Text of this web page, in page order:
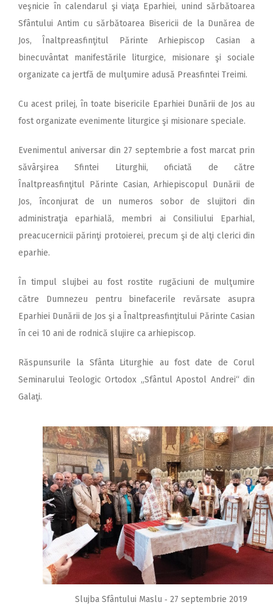
veşnicie în calendarul şi viaţa Eparhiei, unind sărbătoarea
Sfântului Antim cu sărbătoarea Bisericii de la Dunărea de
Jos, Înaltpreasfinţitul Părinte Arhiepiscop Casian a
binecuvântat manifestările liturgice, misionare şi sociale
organizate ca jertfă de mulţumire adusă Preasfintei Treimi.
Cu acest prilej, în toate bisericile Eparhiei Dunării de Jos au
fost organizate evenimente liturgice şi misionare speciale.
Evenimentul aniversar din 27 septembrie a fost marcat prin
săvârşirea Sfintei Liturghii, oficiată de către
Înaltpreasfinţitul Părinte Casian, Arhiepiscopul Dunării de
Jos, înconjurat de un numeros sobor de slujitori din
administraţia eparhială, membri ai Consiliului Eparhial,
preacucernicii părinţi protoierei, precum şi de alţi clerici din
eparhie.
În timpul slujbei au fost rostite rugăciuni de mulţumire
către Dumnezeu pentru binefacerile revărsate asupra
Eparhiei Dunării de Jos şi a Înaltpreasfinţitului Părinte Casian
în cei 10 ani de rodnică slujire ca arhiepiscop.
Răspunsurile la Sfânta Liturghie au fost date de Corul
Seminarului Teologic Ortodox „Sfântul Apostol Andrei“ din
Galaţi.
Slujba Sfântului Maslu ‑ 27 septembrie 2019